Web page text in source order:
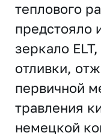
теплового
предстояло
зеркало
отливки,
первичной
травления
немецкой